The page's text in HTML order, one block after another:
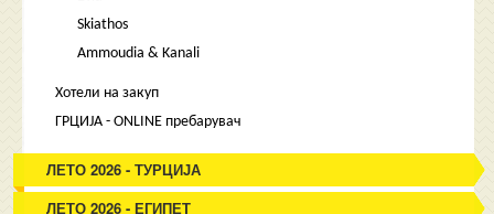
Skiathos
Ammoudia & Kanali
Хотели на закуп
ГРЦИЈА - ONLINE пребарувач
ЛЕТО 2026 - ТУРЦИЈА
ЛЕТО 2026 - ЕГИПЕТ